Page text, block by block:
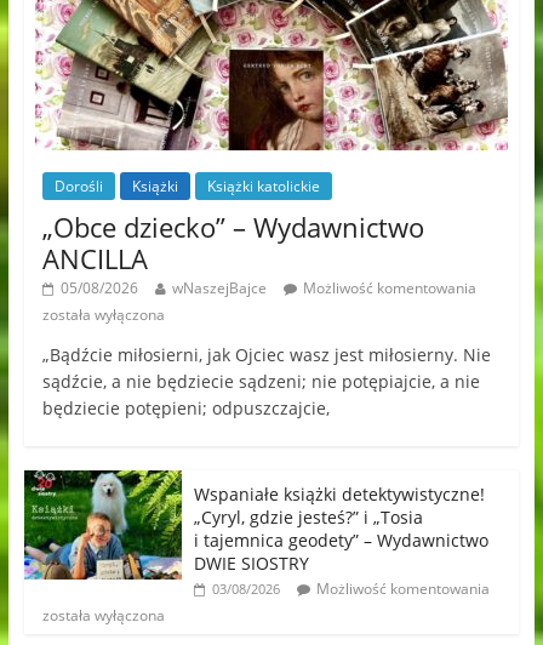
Dorośli Książki Książki katolickie
„Obce dziecko” – Wydawnictwo
ANCILLA
05/08/2026 wNaszejBajce
Możliwość komentowania
została wyłączona
„Bądźcie miłosierni, jak Ojciec wasz jest miłosierny. Nie
sądźcie, a nie będziecie sądzeni; nie potępiajcie, a nie
będziecie potępieni; odpuszczajcie,
Wspaniałe książki detektywistyczne!
„Cyryl, gdzie jesteś?” i „Tosia
i tajemnica geodety” – Wydawnictwo
DWIE SIOSTRY
03/08/2026
Możliwość komentowania
została wyłączona